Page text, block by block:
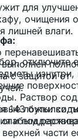
для
очищения
лишней влаги.
с защитой от
143 бутылки
и
части
отключите
Раствор
ложки
слабым